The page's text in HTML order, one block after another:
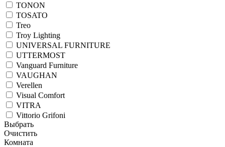
TONON
TOSATO
Treo
Troy Lighting
UNIVERSAL FURNITURE
UTTERMOST
Vanguard Furniture
VAUGHAN
Verellen
Visual Comfort
VITRA
Vittorio Grifoni
Выбрать
Очистить
Комната